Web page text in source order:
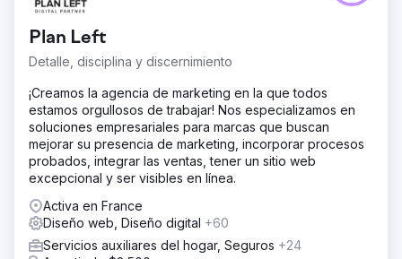
Plan Left
Detalle, disciplina y discernimiento
¡Creamos la agencia de marketing en la que todos
estamos orgullosos de trabajar! Nos especializamos en
soluciones empresariales para marcas que buscan
mejorar su presencia de marketing, incorporar procesos
probados, integrar las ventas, tener un sitio web
excepcional y ser visibles en línea.
Activa en France
Diseño web, Diseño digital +60
Servicios auxiliares del hogar, Seguros +24